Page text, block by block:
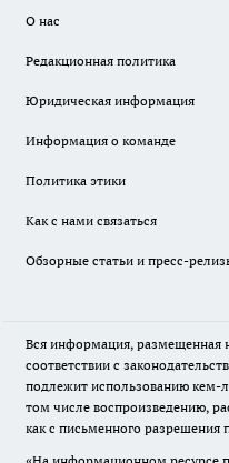
О нас
Редакционная политика
Юридическая информация
Информация о команде
Политика этики
Как с нами связаться
Обзорные статьи и пресс-
Вся информация, размещенная
соответствии с
подлежит использованию кем-
том числе воспроизведению,
как с письменного разрешения